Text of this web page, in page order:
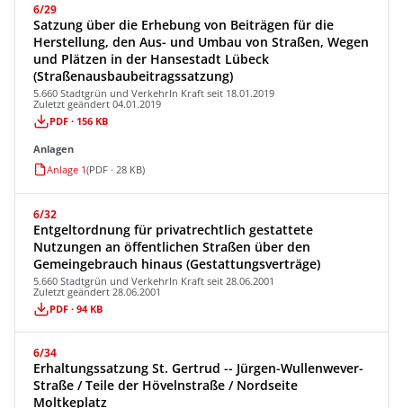
6/29
Satzung über die Erhebung von Beiträgen für die
Herstellung, den Aus- und Umbau von Straßen, Wegen
und Plätzen in der Hansestadt Lübeck
(Straßenausbaubeitragssatzung)
5.660 Stadtgrün und VerkehrIn Kraft seit 18.01.2019
Zuletzt geändert 04.01.2019
PDF · 156 KB
Anlagen
Anlage 1(PDF · 28 KB)
6/32
Entgeltordnung für privatrechtlich gestattete
Nutzungen an öffentlichen Straßen über den
Gemeingebrauch hinaus (Gestattungsverträge)
5.660 Stadtgrün und VerkehrIn Kraft seit 28.06.2001
Zuletzt geändert 28.06.2001
PDF · 94 KB
6/34
Erhaltungssatzung St. Gertrud -- Jürgen-Wullenwever-
Straße / Teile der Hövelnstraße / Nordseite
Moltkeplatz